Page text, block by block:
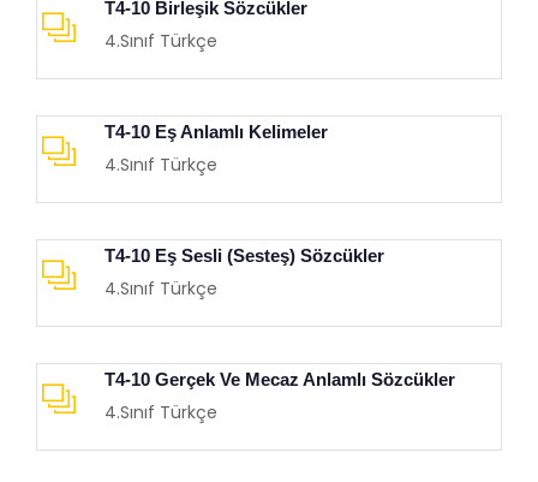
T4-10 Birleşik Sözcükler
4.Sınıf Türkçe
T4-10 Eş Anlamlı Kelimeler
4.Sınıf Türkçe
T4-10 Eş Sesli (Sesteş) Sözcükler
4.Sınıf Türkçe
T4-10 Gerçek Ve Mecaz Anlamlı Sözcükler
4.Sınıf Türkçe